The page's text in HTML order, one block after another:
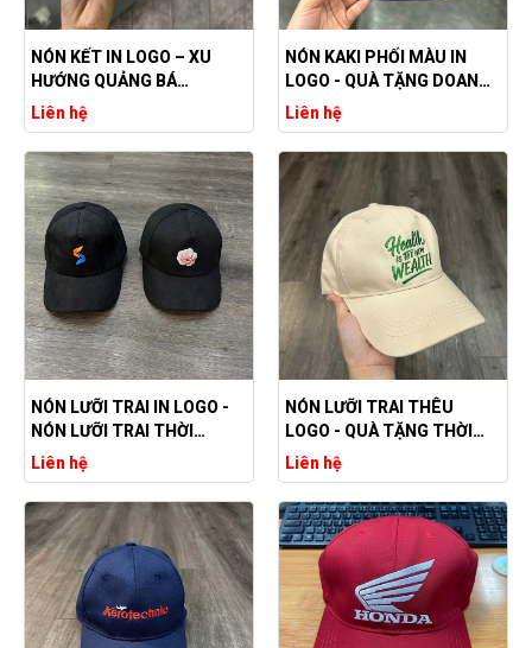
NÓN KẾT IN LOGO – XU
HƯỚNG QUẢNG BÁ
THƯƠNG HIỆU HIỆU QUẢ
Liên hệ
NÓN KAKI PHỐI MÀU IN
LOGO - QUÀ TẶNG DOANH
NGHIỆP BỀN, ĐẸP, GIÁ TỐT
Liên hệ
NÓN LƯỠI TRAI IN LOGO -
NÓN LƯỠI TRAI THỜI
TRANG, GIÁ RẺ
Liên hệ
NÓN LƯỠI TRAI THÊU
LOGO - QUÀ TẶNG THỜI
TRANG Ý NGHĨA
Liên hệ